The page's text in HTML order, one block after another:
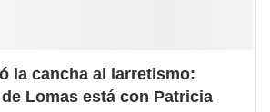
la cancha al larretismo:
Lomas está con Patricia